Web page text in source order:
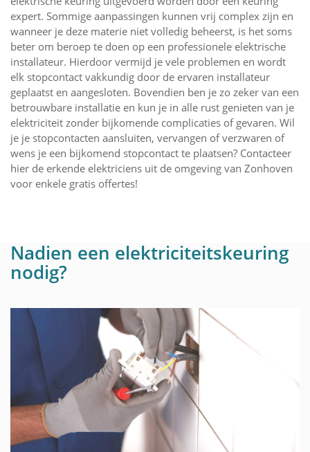
expert. Sommige aanpassingen kunnen vrij complex zijn en
wanneer je deze materie niet volledig beheerst, is het soms
beter om beroep te doen op een professionele elektrische
installateur. Hierdoor vermijd je vele problemen en wordt
elk stopcontact vakkundig door de ervaren installateur
geplaatst en aangesloten. Bovendien ben je zo zeker van een
betrouwbare installatie en kun je in alle rust genieten van je
elektriciteit zonder bijkomende complicaties of gevaren. Wil
je je stopcontacten aansluiten, vervangen of verzwaren of
wens je een bijkomend stopcontact te plaatsen? Contacteer
hier de erkende elektriciens uit de omgeving van Zonhoven
voor enkele gratis offertes!
Nadien een elektriciteitskeuring
nodig?